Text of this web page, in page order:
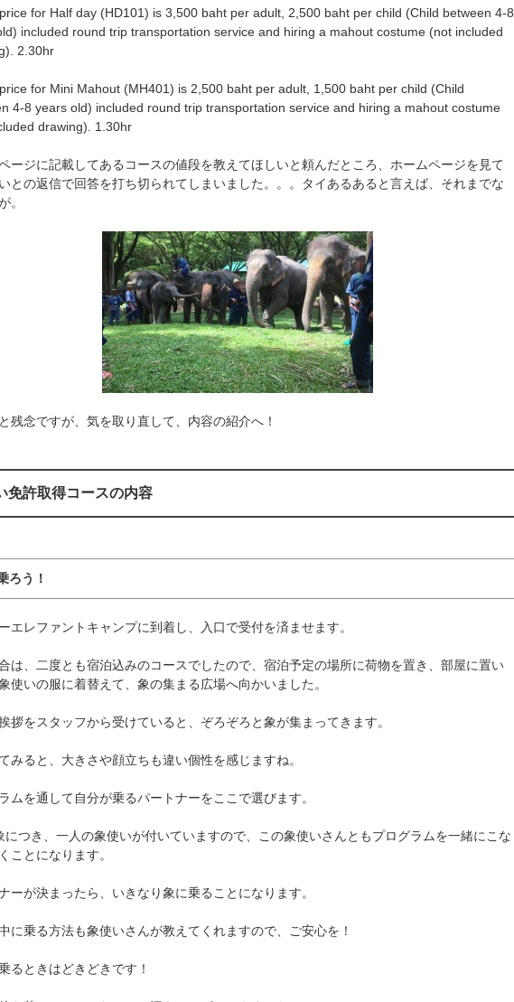
for Half day (HD101) is 3,500 baht per adult, 2,500 baht per child (Child between 4-8
included round trip transportation service and hiring a mahout costume (not included
2.30hr
for Mini Mahout (MH401) is 2,500 baht per adult, 1,500 baht per child (Child
4-8 years old) included round trip transportation service and hiring a mahout costume
drawing). 1.30hr
ージに記載してあるコースの値段を教えてほしいと頼んだところ、ホームページを見て
との返信で回答を打ち切られてしまいました。。。タイあるあると言えば、それまでな
。
残念ですが、気を取り直して、内容の紹介へ！
免許取得コースの内容
ろう！
エレファントキャンプに到着し、入口で受付を済ませます。
は、二度とも宿泊込みのコースでしたので、宿泊予定の場所に荷物を置き、部屋に置い
使いの服に着替えて、象の集まる広場へ向かいました。
拶をスタッフから受けていると、ぞろぞろと象が集まってきます。
みると、大きさや顔立ちも違い個性を感じますね。
ムを通して自分が乗るパートナーをここで選びます。
につき、一人の象使いが付いていますので、この象使いさんともプログラムを一緒にこな
ことになります。
ーが決まったら、いきなり象に乗ることになります。
に乗る方法も象使いさんが教えてくれますので、ご安心を！
るときはどきどきです！